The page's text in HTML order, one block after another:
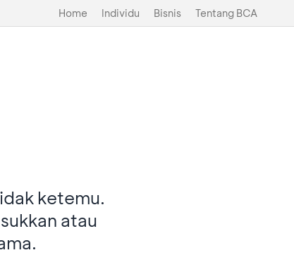
Home Individu Bisnis Tentang BCA
ketemu.
atau